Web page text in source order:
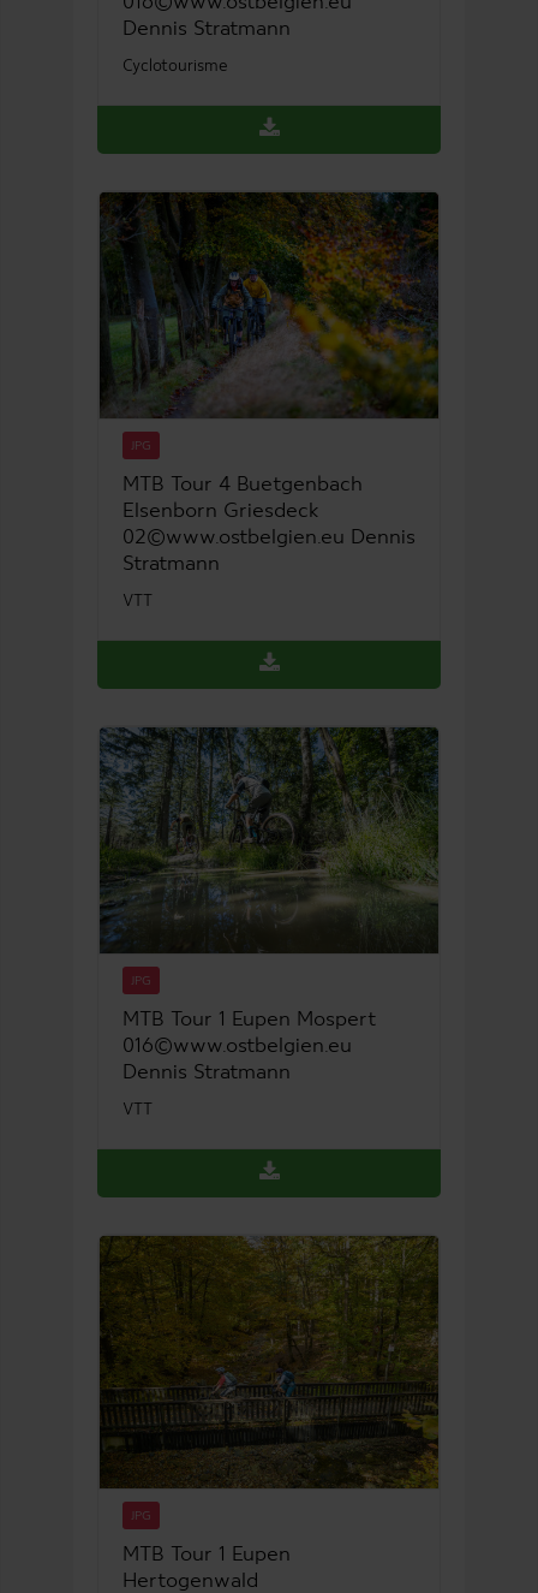
Dennis Stratmann
Cyclotourisme
JPG
MTB Tour 4 Buetgenbach
Elsenborn Griesdeck
02©www.ostbelgien.eu Dennis
Stratmann
VTT
JPG
MTB Tour 1 Eupen Mospert
016©www.ostbelgien.eu
Dennis Stratmann
VTT
JPG
MTB Tour 1 Eupen
Hertogenwald